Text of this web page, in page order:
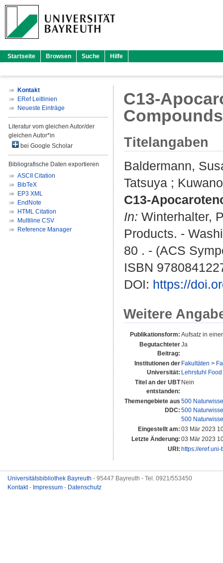
Startseite Browsen Suche Hilfe
Kontakt
ERef Leitlinien
Neueste Einträge
Literatur vom gleichen Autor/der
gleichen Autor*in
bei Google Scholar
Bibliografische Daten exportieren
ASCII Citation
BibTeX
EP3 XML
EndNote
HTML Citation
Multiline CSV
Reference Manager
C13-
Titelangaben
Baldermann,
Tatsuya ;
C13-
In: Winterhalter,
Products. -
80 . - (ACS
ISBN
DOI: https://
Weitere
Publikationsform: Aufsatz in
Begutachteter
Beitrag:
Ja
Institutionen der
Universität:
Fakultäten >
Lehrstuhl
Titel an der UBT
entstanden:
Nein
Themengebiete aus
DDC:
500
500
500
Eingestellt am: 03 Mär 2023
Letzte Änderung: 03 Mär 2023
URI: https://
Universitätsbibliothek Bayreuth - 95447 Bayreuth - Tel. 0921/553450
Kontakt- Impressum - Datenschutz